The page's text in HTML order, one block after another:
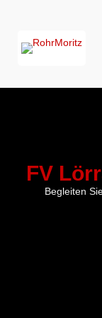
FV
Begleiten